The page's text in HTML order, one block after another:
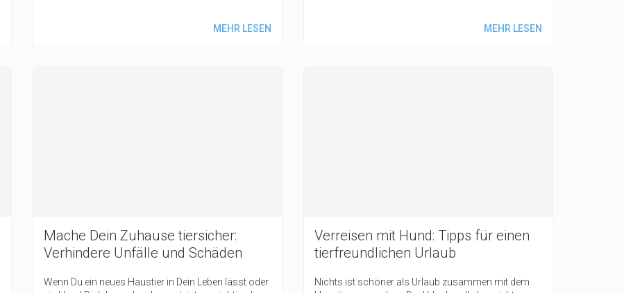
MEHR LESEN MEHR LESEN
Mache Dein Zuhause tiersicher:
Verhindere Unfälle und Schäden
Wenn Du ein neues Haustier in Dein Leben lässt oder
Verreisen mit Hund: Tipps für einen
tierfreundlichen Urlaub
Nichts ist schöner als Urlaub zusammen mit dem